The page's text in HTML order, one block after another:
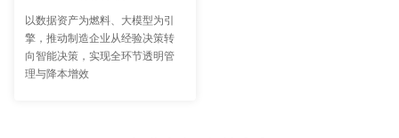
以数据资产为燃料、大模型为引
擎，推动制造企业从经验决策转
向智能决策，实现全环节透明管
理与降本增效